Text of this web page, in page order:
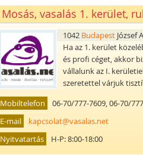
Mosás, vasalás 1. kerület,
1042 BudapestJózsef
Ha az 1. kerület
és profi céget, akkor
vállalunk az I.
szeretettel várjuk
Mobiltelefon
06-70/777-7609, 06-70/
E-mail
kapcsolat@vasalas.net
Nyitvatartás
H-P: 8:00-18:00